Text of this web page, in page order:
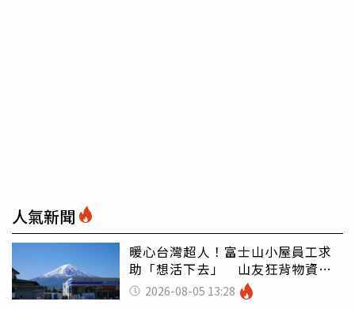
人氣新聞
暖心台灣超人！富士山小屋員工求
助「想活下去」 山友狂背物資上
山：台灣真的是寶島
2026-08-05 13:28